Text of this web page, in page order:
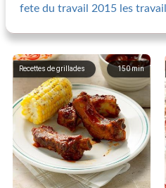
fete du travail 2015 les
150min
Recettes de grillades